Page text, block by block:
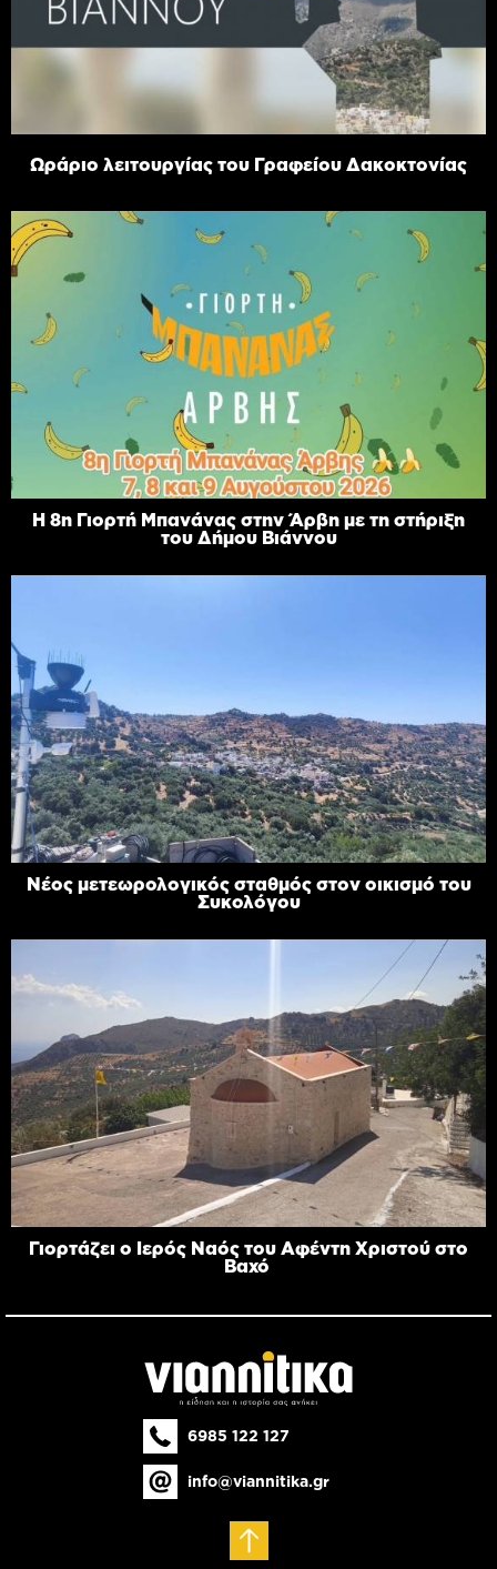
Ωράριο λειτουργίας του Γραφείου Δακοκτονίας
Η 8η Γιορτή Μπανάνας στην Άρβη με τη στήριξη
του Δήμου Βιάννου
Νέος μετεωρολογικός σταθμός στον οικισμό του
Συκολόγου
Γιορτάζει ο Ιερός Ναός του Αφέντη Χριστού στο
Βαχό
6985 122 127
info@viannitika.gr